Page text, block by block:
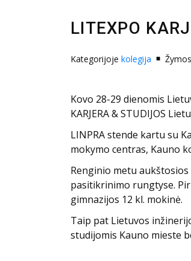
LITEXPO
Kategorijoje kolegija Žymos
Kovo 28-29 dienomis
KARJERA & STUDIJOS
LINPRA stende kartu su
mokymo centras, Kauno
Renginio metu
pasitikrinimo rungtyse.
gimnazijos 12 kl. mokinė.
Taip pat Lietuvos
studijomis Kauno mieste